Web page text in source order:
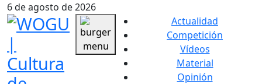
6 de agosto de 2026
Actualidad
Competición
Vídeos
Material
Opinión